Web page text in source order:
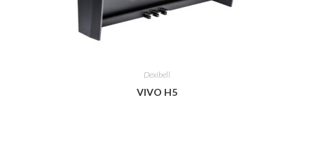
Dexibell
VIVO H5